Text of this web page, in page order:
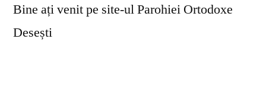
Bine ați venit pe site-ul Parohiei Ortodoxe
Desești